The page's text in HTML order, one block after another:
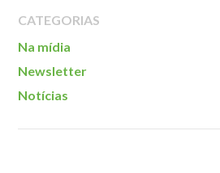
CATEGORIAS
Na mídia
Newsletter
Notícias